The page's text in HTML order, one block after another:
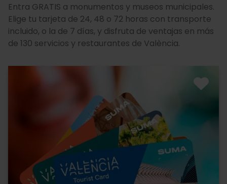
Entra GRATIS a monumentos y museos municipales.
Elige tu tarjeta de 24, 48 o 72 horas con transporte
incluido, o la de 7 días, y disfruta de ventajas en más
de 130 servicios y restaurantes de València.